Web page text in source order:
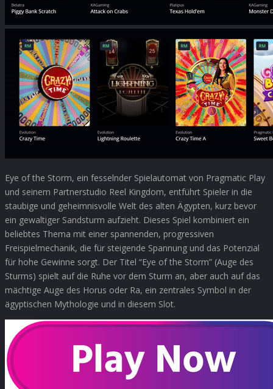
Eye of the Storm, ein fesselnder Spielautomat von Pragmatic Play
und seinem Partnerstudio Reel Kingdom, entführt Spieler in die
staubige und geheimnisvolle Welt des alten Ägypten, kurz bevor
ein gewaltiger Sandsturm aufzieht. Dieses Spiel kombiniert ein
beliebtes Thema mit einer spannenden, progressiven
Freispielmechanik, die für steigende Spannung und das Potenzial
für hohe Gewinne sorgt. Der Titel “Eye of the Storm” (Auge des
Sturms) spielt auf die Ruhe vor dem Sturm an, aber auch auf das
mächtige Auge des Horus oder Ra, ein zentrales Symbol in der
ägyptischen Mythologie und in diesem Slot.